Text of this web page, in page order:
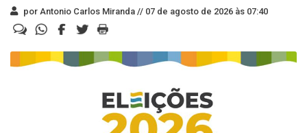
por Antonio Carlos Miranda // 07 de agosto de 2026 às 07:40